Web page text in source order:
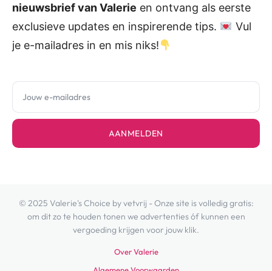
nieuwsbrief van Valerie en ontvang als eerste
exclusieve updates en inspirerende tips.
Vul
je e-mailadres in en mis niks!
AANMELDEN
© 2025 Valerie's Choice by vetvrij - Onze site is volledig gratis:
om dit zo te houden tonen we advertenties óf kunnen een
vergoeding krijgen voor jouw klik.
Over Valerie